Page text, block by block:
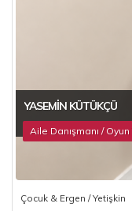
YASEMIN KÜTÜKÇÜ
Aile Danışmanı /
Çocuk & Ergen / Yetişkin